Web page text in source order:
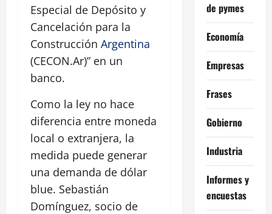
Especial de Depósito y
Cancelación para la
Construcción Argentina
(CECON.Ar)” en un
banco.
Como la ley no hace
diferencia entre moneda
local o extranjera, la
medida puede generar
una demanda de dólar
blue. Sebastián
Domínguez, socio de
de pymes
Economía
Empresas
Frases
Gobierno
Industria
Informes y
encuestas